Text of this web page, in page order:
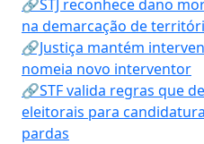
🔗STJ reconhece dano
na demarcação de
🔗Justiça mantém
nomeia novo interventor
🔗STF valida regras que
eleitorais para
pardas